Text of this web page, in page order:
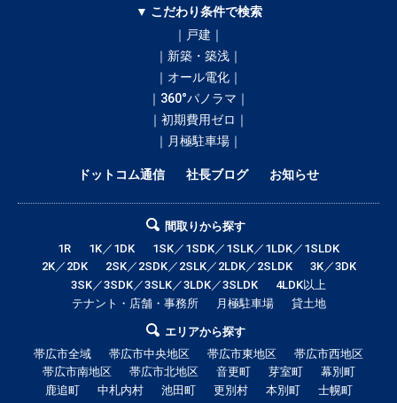
▼ こだわり条件で検索
｜戸建｜
｜新築・築浅｜
｜オール電化｜
｜360°パノラマ｜
｜初期費用ゼロ｜
｜月極駐車場｜
ドットコム通信 社長ブログ お知らせ
間取りから探す
1R
1K／1DK
1SK／1SDK／1SLK／1LDK／1SLDK
2K／2DK
2SK／2SDK／2SLK／2LDK／2SLDK
3K／3DK
3SK／3SDK／3SLK／3LDK／3SLDK
4LDK以上
テナント・店舗・事務所
月極駐車場 貸土地
エリアから探す
帯広市全域
帯広市中央地区 帯広市東地区
帯広市西地区
帯広市南地区
帯広市北地区 音更町 芽室町
幕別町
鹿追町
中札内村 池田町 更別村 本別町
士幌町